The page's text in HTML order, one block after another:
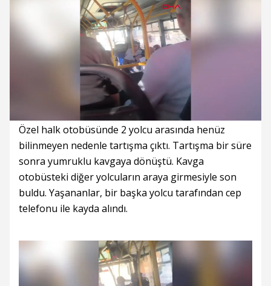
/
Toplam
Yüklendi
0%
Yükleniyor
0%
Özel halk otobüsünde 2 yolcu arasında henüz
bilinmeyen nedenle tartışma çıktı. Tartışma bir süre
sonra yumruklu kavgaya dönüştü. Kavga
otobüsteki diğer yolcuların araya girmesiyle son
buldu. Yaşananlar, bir başka yolcu tarafından cep
telefonu ile kayda alındı.